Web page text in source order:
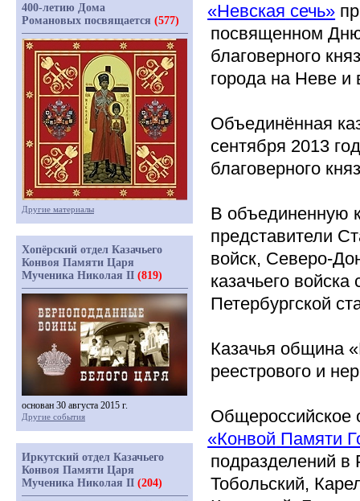
«Невская сечь»
посвященном
благоверного
города на Неве и
Объединённая
сентября 2013
благоверного
В объединенную
представители
войск, Северо-
казачьего
Петербургской
Казачья община
реестрового и
Общероссийское
«Конвой Памяти
подразделений в
Тобольский,
400-летию Дома
Романовых посвящается (577)
Другие материалы
Хопёрский отдел Казачьего
Конвоя Памяти Царя
Мученика Николая II (819)
основан 30 августа 2015 г.
Другие события
Иркутский отдел Казачьего
Конвоя Памяти Царя
Мученика Николая II (204)